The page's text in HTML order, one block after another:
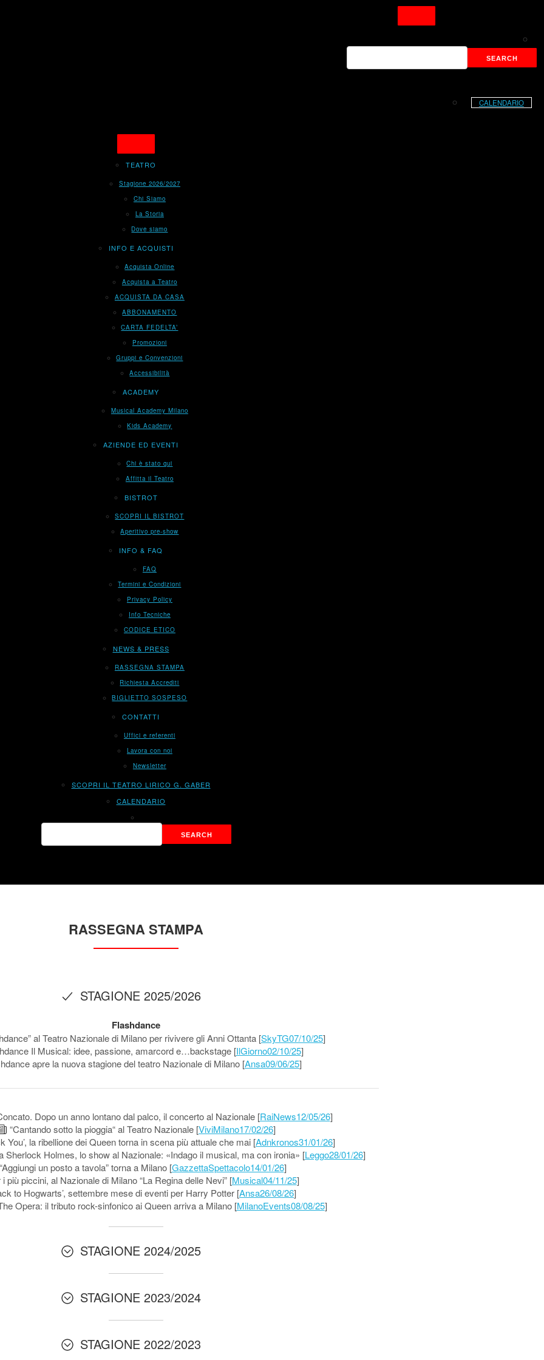
CALENDARIO
TEATRO
Stagione 2026/2027
Chi Siamo
La Storia
Dove siamo
INFO E ACQUISTI
Acquista Online
Acquista a Teatro
ACQUISTA DA CASA
ABBONAMENTO
CARTA FEDELTA’
Promozioni
Gruppi e Convenzioni
Accessibilità
ACADEMY
Musical Academy Milano
Kids Academy
AZIENDE ED EVENTI
Chi è stato qui
Affitta il Teatro
BISTROT
SCOPRI IL BISTROT
Aperitivo pre-show
INFO & FAQ
FAQ
Termini e Condizioni
Privacy Policy
Info Tecniche
CODICE ETICO
NEWS & PRESS
RASSEGNA STAMPA
Richiesta Accrediti
BIGLIETTO SOSPESO
CONTATTI
Uffici e referenti
Lavora con noi
Newsletter
SCOPRI IL TEATRO LIRICO G. GABER
CALENDARIO
RASSEGNA STAMPA
STAGIONE 2025/2026
Flashdance
al Teatro Nazionale di Milano per rivivere gli Anni Ottanta [SkyTG07/10/25]
Il Musical: idee, passione, amarcord e…backstage [IlGiorno02/10/25]
apre la nuova stagione del teatro Nazionale di Milano [Ansa09/06/25]
Dopo un anno lontano dal palco, il concerto al Nazionale [RaiNews12/05/26]
“Cantando sotto la pioggia“ al Teatro Nazionale [ViviMilano17/02/26]
You’, la ribellione dei Queen torna in scena più attuale che mai [Adnkronos31/01/26]
Sherlock Holmes, lo show al Nazionale: «Indago il musical, ma con ironia» [Leggo28/01/26]
“Aggiungi un posto a tavola” torna a Milano [GazzettaSpettacolo14/01/26]
i più piccini, al Nazionale di Milano “La Regina delle Nevi” [Musical04/11/25]
to Hogwarts’, settembre mese di eventi per Harry Potter [Ansa26/08/26]
Opera: il tributo rock-sinfonico ai Queen arriva a Milano [MilanoEvents08/08/25]
STAGIONE 2024/2025
STAGIONE 2023/2024
STAGIONE 2022/2023